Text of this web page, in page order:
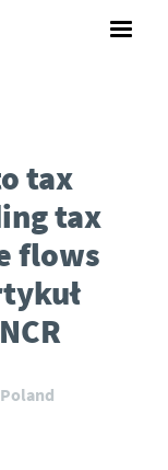
tax
tax
flows
Poland